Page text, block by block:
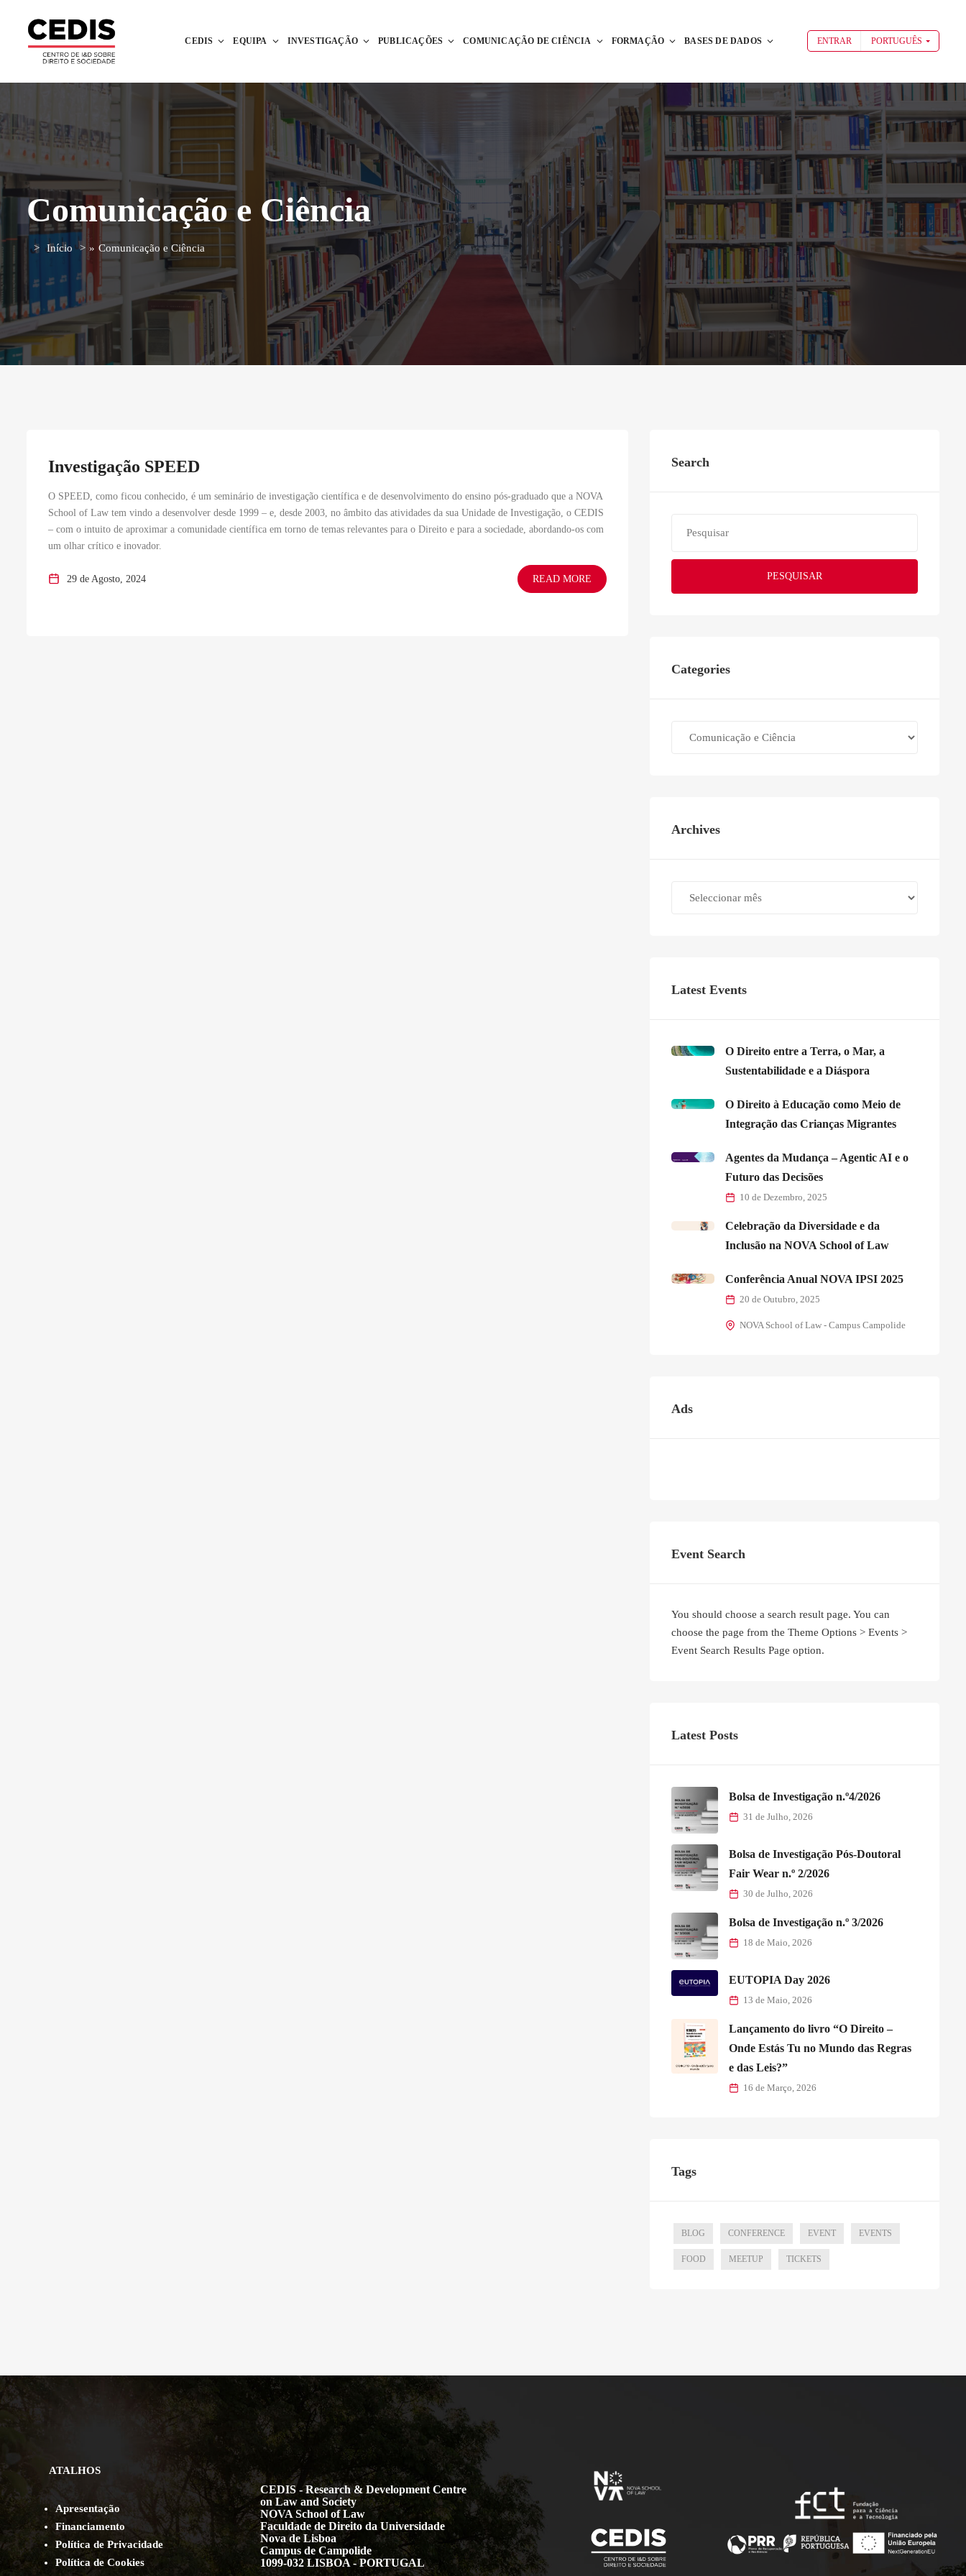
CEDIS EQUIPA INVESTIGAÇÃO PUBLICAÇÕES COMUNICAÇÃO DE CIÊNCIA FORMAÇÃO BASES DE DADOS ENTRAR PORTUGUÊS
Comunicação e Ciência
Início » Comunicação e Ciência
Investigação SPEED
O SPEED, como ficou conhecido, é um seminário de investigação científica e de desenvolvimento do ensino pós-graduado que a NOVA
School of Law tem vindo a desenvolver desde 1999 – e, desde 2003, no âmbito das atividades da sua Unidade de Investigação, o CEDIS
– com o intuito de aproximar a comunidade científica em torno de temas relevantes para o Direito e para a sociedade, abordando-os com
um olhar crítico e inovador.
29 de Agosto, 2024 READ MORE
Search
PESQUISAR
Categories
Archives
Latest Events
O Direito entre a Terra, o Mar, a
Sustentabilidade e a Diáspora
O Direito à Educação como Meio de
Integração das Crianças Migrantes
Agentes da Mudança – Agentic AI e o
Futuro das Decisões
10 de Dezembro, 2025
Celebração da Diversidade e da
Inclusão na NOVA School of Law
Conferência Anual NOVA IPSI 2025
20 de Outubro, 2025
NOVA School of Law - Campus Campolide
Ads
Event Search
You should choose a search result page. You can
choose the page from the Theme Options > Events >
Event Search Results Page option.
Latest Posts
Bolsa de Investigação n.º4/2026
31 de Julho, 2026
Bolsa de Investigação Pós-Doutoral
Fair Wear n.º 2/2026
30 de Julho, 2026
Bolsa de Investigação n.º 3/2026
18 de Maio, 2026
EUTOPIA Day 2026
13 de Maio, 2026
Lançamento do livro “O Direito –
Onde Estás Tu no Mundo das Regras
e das Leis?”
16 de Março, 2026
Tags
BLOG CONFERENCE EVENT EVENTS
FOOD MEETUP TICKETS
ATALHOS
Apresentação
Financiamento
Política de Privacidade
Política de Cookies
CEDIS - Research & Development Centre
on Law and Society
NOVA School of Law
Faculdade de Direito da Universidade
Nova de Lisboa
Campus de Campolide
1099-032 LISBOA - PORTUGAL